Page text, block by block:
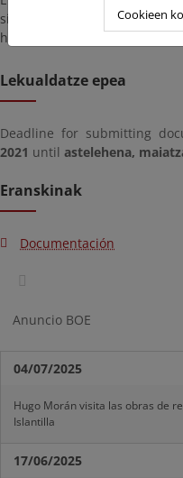
https://rec.redsara.es/
Lekualdatze epea
Deadline for submitting
2021 until astelehena,
Eranskinak
Documentación
Anuncio BOE
04/07/2025
Hugo Morán visita las obras de
Islantilla
17/06/2025
Cookieen